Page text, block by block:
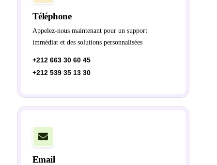
Téléphone
Appelez-nous maintenant pour un support
immédiat et des solutions personnalisées
+212 663 30 60 45
+212 539 35 13 30
Email